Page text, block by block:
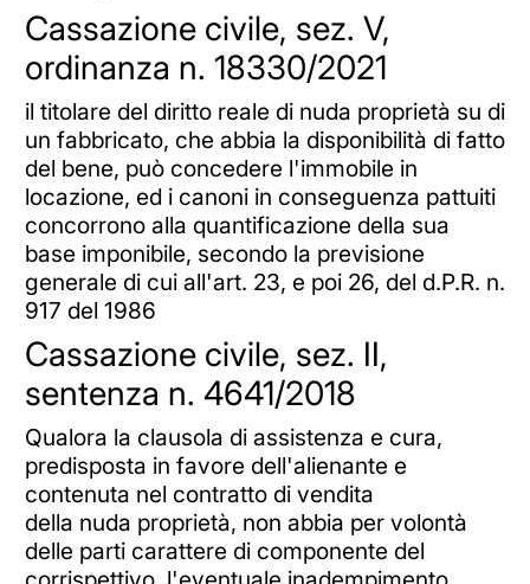
Cassazione civile, sez. V,
ordinanza n. 18330/2021
il titolare del diritto reale di nuda proprietà su di
un fabbricato, che abbia la disponibilità di fatto
del bene, può concedere l'immobile in
locazione, ed i canoni in conseguenza pattuiti
concorrono alla quantificazione della sua
base imponibile, secondo la previsione
generale di cui all'art. 23, e poi 26, del d.P.R. n.
917 del 1986
Cassazione civile, sez. II,
sentenza n. 4641/2018
Qualora la clausola di assistenza e cura,
predisposta in favore dell'alienante e
contenuta nel contratto di vendita
della nuda proprietà, non abbia per volontà
delle parti carattere di componente del